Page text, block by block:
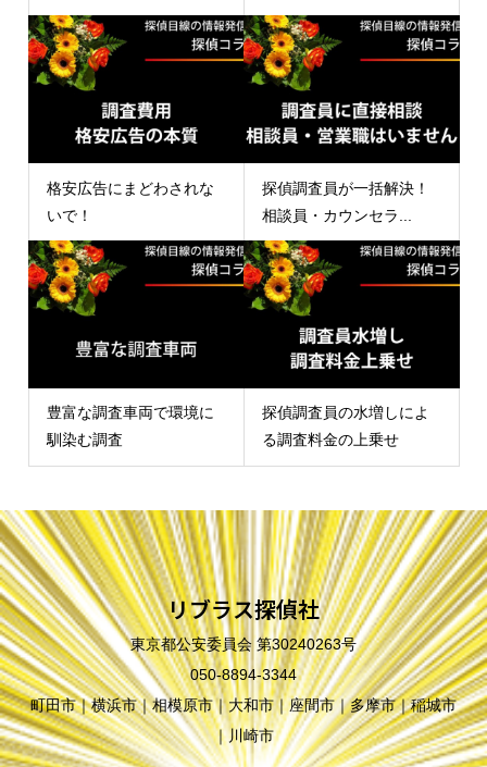
格安広告にまどわされな
いで！
探偵調査員が一括解決！
相談員・カウンセラ...
豊富な調査車両で環境に
馴染む調査
探偵調査員の水増しによ
る調査料金の上乗せ
リブラス探偵社
東京都公安委員会 第30240263号
050-8894-3344
町田市｜横浜市｜相模原市｜大和市｜座間市｜多摩市｜稲城市
｜川崎市